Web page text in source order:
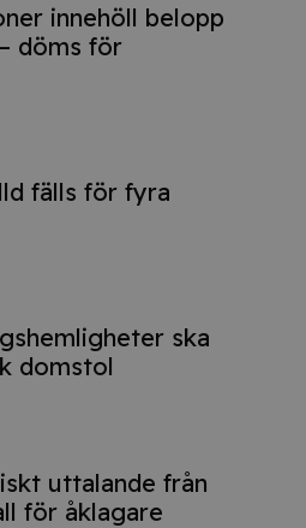
innehöll belopp
döms för
fälls för fyra
ska
domstol
uttalande från
för åklagare